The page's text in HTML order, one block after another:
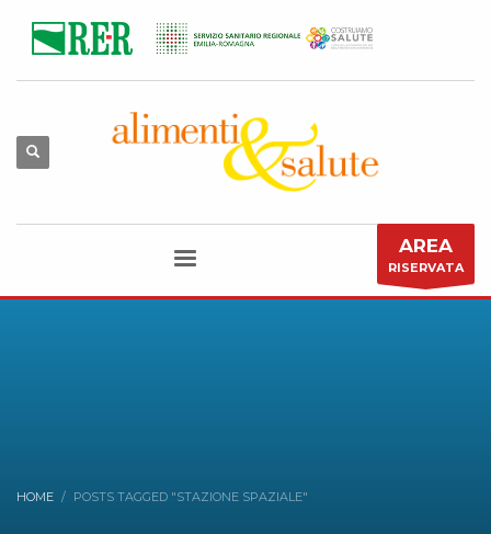
AREA
RISERVATA
HOME POSTS TAGGED "STAZIONE SPAZIALE"